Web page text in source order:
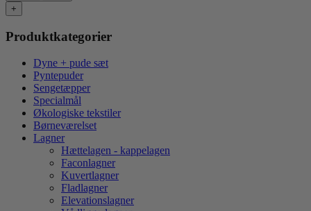
+
Produktkategorier
Dyne + pude sæt
Pyntepuder
Sengetæpper
Specialmål
Økologiske tekstiler
Børneværelset
Lagner
Hættelagen - kappelagen
Faconlagner
Kuvertlagner
Fladlagner
Elevationslagner